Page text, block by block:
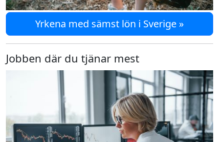
Yrkena med sämst lön i Sverige »
Jobben där du tjänar mest